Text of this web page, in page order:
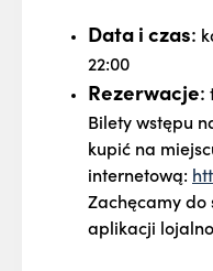
Data i czas:
22:00
Rezerwacje:
Bilety wstępu
kupić na
internetową:
Zachęcamy do
aplikacji